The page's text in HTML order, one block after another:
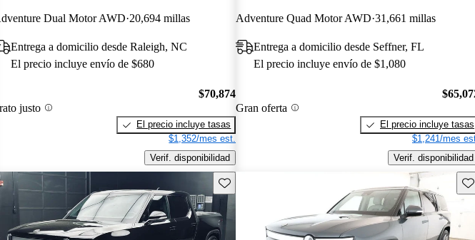
Dual Motor AWD 20,694 millas
Entrega a domicilio desde Raleigh, NC
El precio incluye envío de $680
justo
$70,874
El precio incluye tasas
$1,352/mes est.
Verif. disponibilidad
Adventure Quad Motor AWD 31,661 millas
Entrega a domicilio desde Seffner, FL
El precio incluye envío de $1,080
Gran oferta
El precio incluye tasas
$1,241/mes
Verif. disponibilidad
este Aviso Guarda este Aviso